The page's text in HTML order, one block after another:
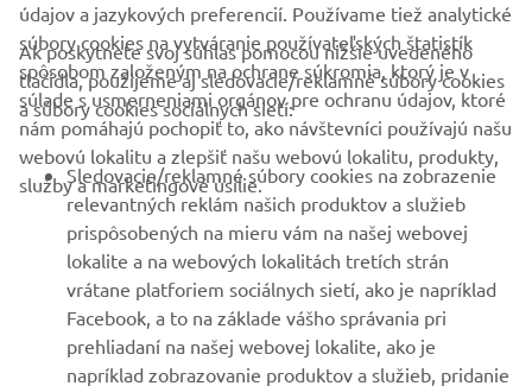
PRIHLÁSIŤ SA NA ODBER
Prečítajte si naše Zásady ochrany osobných údajov, aby ste sa
dozvedeli, ako spracovávame vaše osobné údaje:
Ochrana
Osobných Údajov
Slovakia (Slovak)
© Copyright - 2026 Yamaha Motor Europe N.V. - All Rights
údajov a jazykových preferencií. Používame tiež analytické
súbory cookies na vytváranie používateľských štatistík
spôsobom založeným na ochrane súkromia, ktorý je v
súlade s usmerneniami orgánov pre ochranu údajov, ktoré
nám pomáhajú pochopiť to, ako návštevníci používajú našu
webovú lokalitu a zlepšiť našu webovú lokalitu, produkty,
služby a marketingové úsilie.
Ak poskytnete svoj súhlas pomocou nižšie uvedeného
tlačidla, použijeme aj sledovacie/reklamné súbory cookies
a súbory cookies sociálnych sietí:
Sledovacie/reklamné súbory cookies na zobrazenie
relevantných reklám našich produktov a služieb
prispôsobených na mieru vám na našej webovej
lokalite a na webových lokalitách tretích strán
vrátane platforiem sociálnych sietí, ako je napríklad
Facebook, a to na základe vášho správania pri
prehliadaní na našej webovej lokalite, ako je
napríklad zobrazovanie produktov a služieb, pridanie